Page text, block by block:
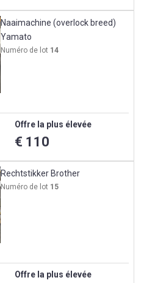
Naaimachine (overlock breed)
Yamato
Numéro de lot 14
Offre la plus élevée
€ 110
Rechtstikker Brother
Numéro de lot 15
Offre la plus élevée